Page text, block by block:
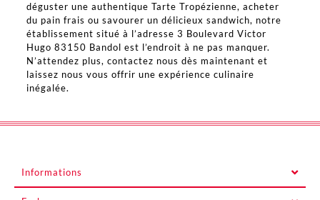
déguster une authentique Tarte Tropézienne, acheter
du pain frais ou savourer un délicieux sandwich, notre
établissement situé à l’adresse 3 Boulevard Victor
Hugo 83150 Bandol est l’endroit à ne pas manquer.
N’attendez plus, contactez nous dès maintenant et
laissez nous vous offrir une expérience culinaire
inégalée.
Informations